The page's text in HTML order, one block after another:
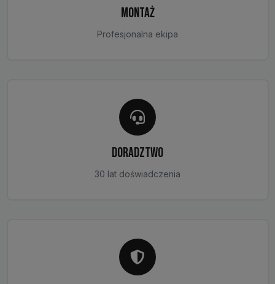
MONTAŻ
Profesjonalna ekipa
DORADZTWO
30 lat doświadczenia